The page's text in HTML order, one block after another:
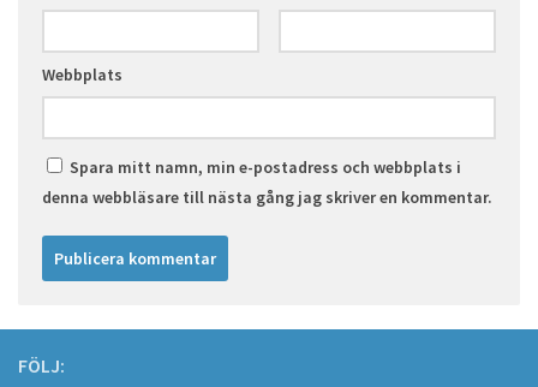
Webbplats
Spara mitt namn, min e-postadress och webbplats i
denna webbläsare till nästa gång jag skriver en kommentar.
FÖLJ: